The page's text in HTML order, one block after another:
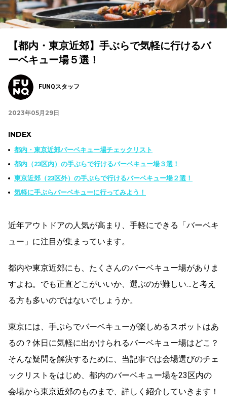
【都内・東京近郊】手ぶらで気軽に行けるバ
ーベキュー場５選！
FUNQスタッフ
2023年05月29日
INDEX
都内・東京近郊バーベキュー場チェックリスト
都内（23区内）の手ぶらで行けるバーベキュー場３選！
東京近郊（23区外）の手ぶらで行けるバーベキュー場２選！
気軽に手ぶらバーベキューに行ってみよう！
近年アウトドアの人気が高まり、手軽にできる「バーベキ
ュー」に注目が集まっています。
都内や東京近郊にも、たくさんのバーベキュー場がありま
すよね。でも正直どこがいいか、選ぶのが難しい…と考え
る方も多いのではないでしょうか。
東京には、手ぶらでバーベキューが楽しめるスポットはあ
るの？休日に気軽に出かけられるバーベキュー場はどこ？
そんな疑問を解決するために、当記事では会場選びのチェ
ックリストをはじめ、都内のバーベキュー場を23区内の
会場から東京近郊のものまで、詳しく紹介していきます！